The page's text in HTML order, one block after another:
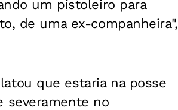
um pistoleiro para
de uma ex-companheira",
que estaria na posse
severamente no